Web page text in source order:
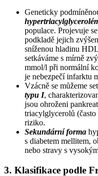
Geneticky
populace. Projevuje
podkladě jejich
sníženou hladinu
setkáváme s mírně
mmol/l při normální
je nebezpečí infarktu
Vzácně se můžeme
typu I,
jsou ohroženi
triacylglycerolů
riziko.
Sekundární forma
s diabetem mellitem,
nebo stravy s
3. Klasifikace podle